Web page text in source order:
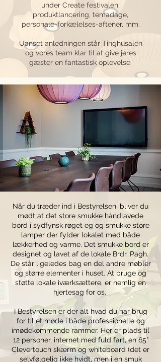
under Create festivalen,
produktlancering, temadage,
personale-forkælelses-aftener, mm.
Uanset anledningen står Tinghusalen
og vores team klar til at give jeres
gæster en fantastisk oplevelse.
Når du træder ind i Bestyrelsen, bliver du
mødt at det store smukke håndlavede
bord i sydfynsk røget eg og smukke store
lamper der fylder lokalet med både
lækkerhed og varme. Det smukke bord er
designet og lavet af de lokale Brdr. Pagh.
De står ligeledes bag en del andre møbler
og større elementer i huset. At bruge og
støtte lokale iværksættere, er nemlig en
hjertesag for os.
I Bestyrelsen er der alt hvad du har brug
for til et møde i både professionelle og
imødekommende rammer. Her er plads til
12 personer, internet med fuld fart, en 65”
Clevertouch skærm og whiteboard (det er
selvfølgelig ikke hvidt, men i en smuk